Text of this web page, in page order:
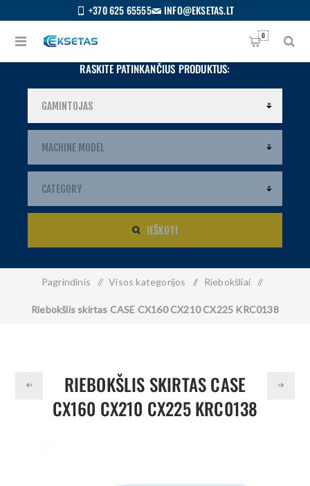
+370 625 65555 INFO@EKSETAS.LT
0
RASKITE PATINKANČIUS PRODUKTUS:
IEŠKOTI
Pagrindinis / Visos kategorijos / Riebokšliai /
Riebokšlis skirtas CASE CX160 CX210 CX225 KRC0138
RIEBOKŠLIS SKIRTAS CASE
CX160 CX210 CX225 KRC0138